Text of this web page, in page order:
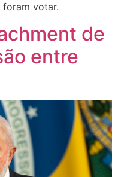
foram votar.
de
entre